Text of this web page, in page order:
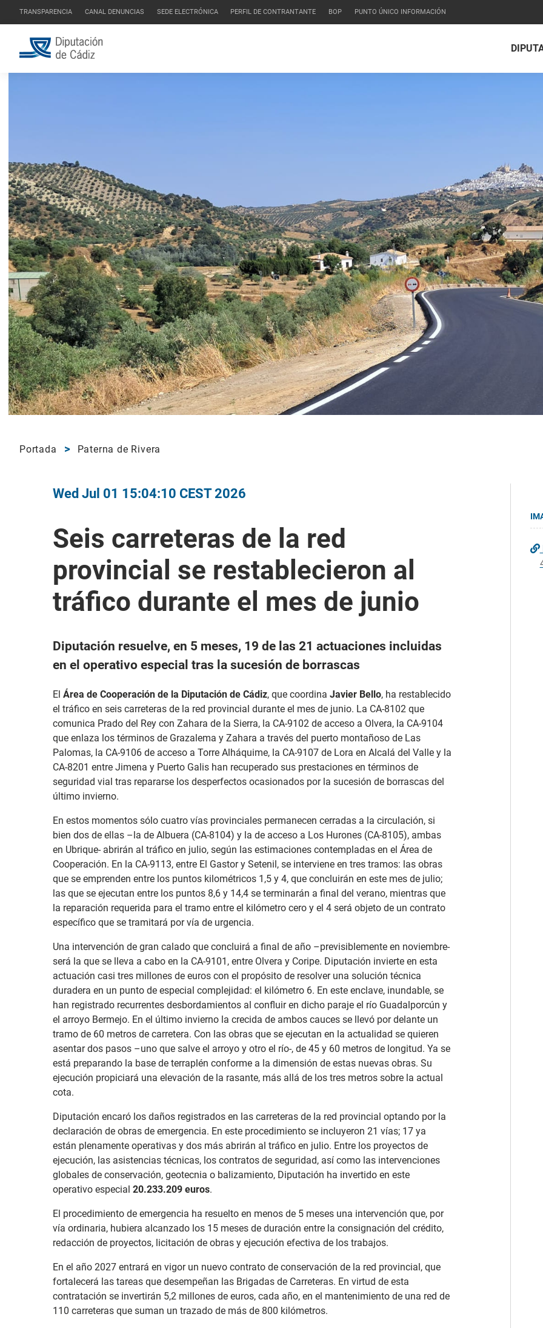
TRANSPARENCIA CANAL DENUNCIAS SEDE ELECTRÓNICA PERFIL DE CONTRANTANTE BOP PUNTO ÚNICO INFORMACIÓN
Portada Paterna de Rivera
Wed Jul 01 15:04:10 CEST 2026
Seis carreteras de la red
provincial se restablecieron al
tráfico durante el mes de junio
Diputación resuelve, en 5 meses, 19 de las 21 actuaciones incluidas
en el operativo especial tras la sucesión de borrascas
El Área de Cooperación de la Diputación de Cádiz, que coordina Javier Bello, ha restablecido
el tráfico en seis carreteras de la red provincial durante el mes de junio. La CA-8102 que
comunica Prado del Rey con Zahara de la Sierra, la CA-9102 de acceso a Olvera, la CA-9104
que enlaza los términos de Grazalema y Zahara a través del puerto montañoso de Las
Palomas, la CA-9106 de acceso a Torre Alháquime, la CA-9107 de Lora en Alcalá del Valle y la
CA-8201 entre Jimena y Puerto Galis han recuperado sus prestaciones en términos de
seguridad vial tras repararse los desperfectos ocasionados por la sucesión de borrascas del
último invierno.
En estos momentos sólo cuatro vías provinciales permanecen cerradas a la circulación, si
bien dos de ellas –la de Albuera (CA-8104) y la de acceso a Los Hurones (CA-8105), ambas
en Ubrique- abrirán al tráfico en julio, según las estimaciones contempladas en el Área de
Cooperación. En la CA-9113, entre El Gastor y Setenil, se interviene en tres tramos: las obras
que se emprenden entre los puntos kilométricos 1,5 y 4, que concluirán en este mes de julio;
las que se ejecutan entre los puntos 8,6 y 14,4 se terminarán a final del verano, mientras que
la reparación requerida para el tramo entre el kilómetro cero y el 4 será objeto de un contrato
específico que se tramitará por vía de urgencia.
Una intervención de gran calado que concluirá a final de año –previsiblemente en noviembre-
será la que se lleva a cabo en la CA-9101, entre Olvera y Coripe. Diputación invierte en esta
actuación casi tres millones de euros con el propósito de resolver una solución técnica
duradera en un punto de especial complejidad: el kilómetro 6. En este enclave, inundable, se
han registrado recurrentes desbordamientos al confluir en dicho paraje el río Guadalporcún y
el arroyo Bermejo. En el último invierno la crecida de ambos cauces se llevó por delante un
tramo de 60 metros de carretera. Con las obras que se ejecutan en la actualidad se quieren
asentar dos pasos –uno que salve el arroyo y otro el río-, de 45 y 60 metros de longitud. Ya se
está preparando la base de terraplén conforme a la dimensión de estas nuevas obras. Su
ejecución propiciará una elevación de la rasante, más allá de los tres metros sobre la actual
cota.
Diputación encaró los daños registrados en las carreteras de la red provincial optando por la
declaración de obras de emergencia. En este procedimiento se incluyeron 21 vías; 17 ya
están plenamente operativas y dos más abrirán al tráfico en julio. Entre los proyectos de
ejecución, las asistencias técnicas, los contratos de seguridad, así como las intervenciones
globales de conservación, geotecnia o balizamiento, Diputación ha invertido en este
operativo especial 20.233.209 euros.
El procedimiento de emergencia ha resuelto en menos de 5 meses una intervención que, por
vía ordinaria, hubiera alcanzado los 15 meses de duración entre la consignación del crédito,
redacción de proyectos, licitación de obras y ejecución efectiva de los trabajos.
En el año 2027 entrará en vigor un nuevo contrato de conservación de la red provincial, que
fortalecerá las tareas que desempeñan las Brigadas de Carreteras. En virtud de esta
contratación se invertirán 5,2 millones de euros, cada año, en el mantenimiento de una red de
110 carreteras que suman un trazado de más de 800 kilómetros.